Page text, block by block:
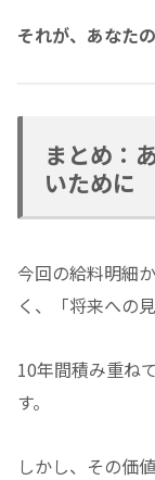
それが、あなたの
まとめ：
いために
今回の給料明細
く、「将来への
10年間積み重ね
す。
しかし、その価